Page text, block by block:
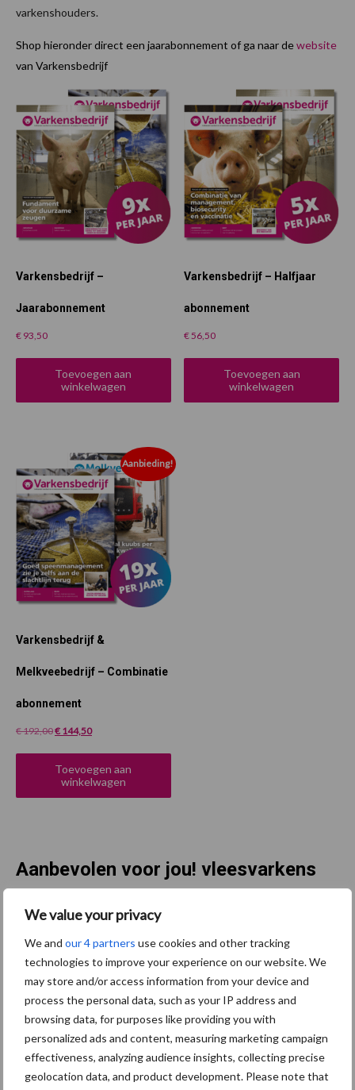
We value your privacy
We and our 4 partners use cookies and other tracking
technologies to improve your experience on our website. We
may store and/or access information from your device and
process the personal data, such as your IP address and
browsing data, for purposes like providing you with
personalized ads and content, measuring marketing campaign
effectiveness, analyzing audience insights, collecting precise
geolocation data, and product development. Please note that
varkenshouders.
Shop hieronder direct een jaarabonnement of ga naar dewebsite
van Varkensbedrijf
Varkensbedrijf –
Jaarabonnement
€ 93,50
Toevoegen aan
winkelwagen
Varkensbedrijf – Halfjaar
abonnement
€56,50
Toevoegen aan
winkelwagen
Aanbieding!
Varkensbedrijf &
Melkveebedrijf – Combinatie
abonnement
€192,00Oorspronkelijke
was:
€ 192,00.
€ 144,50Huidige
is:
€ 144,50.
Toevoegen aan
winkelwagen
Aanbevolen voor jou! vleesvarkens
Saldo
verslechterde verder in het
voorjaar van 2026
Brazilië vestigt exportrecord
voor varkensvlees in mei